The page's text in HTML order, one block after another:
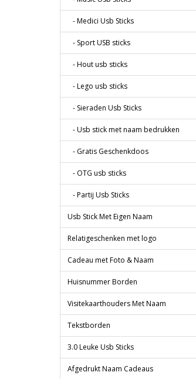
- Medici Usb Sticks
- Sport USB sticks
- Hout usb sticks
- Lego usb sticks
- Sieraden Usb Sticks
- Usb stick met naam bedrukken
- Gratis Geschenkdoos
- OTG usb sticks
- Partij Usb Sticks
Usb Stick Met Eigen Naam
Relatigeschenken met logo
Cadeau met Foto & Naam
Huisnummer Borden
Visitekaarthouders Met Naam
Tekstborden
3.0 Leuke Usb Sticks
Afgedrukt Naam Cadeaus